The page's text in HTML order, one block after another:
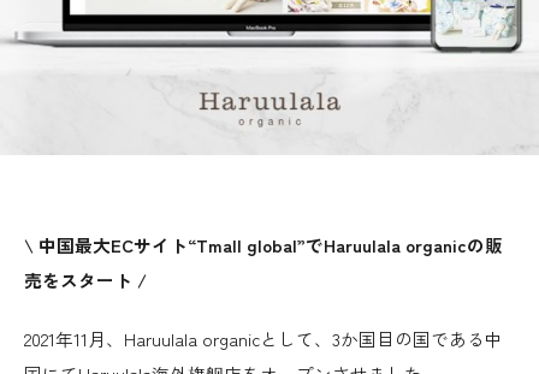
\ 中国最大ECサイト“Tmall global”でHaruulala organicの販
売をスタート /
2021年11月、Haruulala organicとして、3か国目の国である中